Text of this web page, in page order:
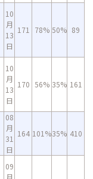
10
月
13
日
171 78% 50% 89
10
月
13
日
170 56% 35% 161
08
月
31
日
164 101%35% 410
09
月